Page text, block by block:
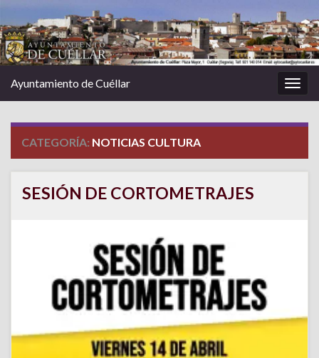
la
Ayuntamiento de Cuéllar
CATEGORÍA: NOTICIAS CULTURA
SESIÓN DE CORTOMETRAJES